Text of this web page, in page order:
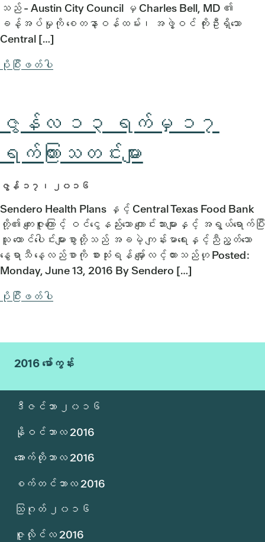
သည် - Austin City Council မှ Charles Bell, MD ၏
ခန့်အပ်မှုကို စေတနာ့ဝန်ထမ်း၊ အဖွဲ့ဝင် ကိုးဦးရှိသော
Central […]
ပိုပြီးဖတ်ပါ
ဇွန်လ ၁၃ ရက်မှ ၁၇
ရက်ကြားသတင်းများ
ဇွန် ၁၇၊ ၂၀၁၆
Sendero Health Plans နှင့် Central Texas Food Bank
တို့၏ ကျေးဇူးကြောင့် ဝင်ငွေနည်းသော ကျောင်းသားများနှင့် အရွယ်ရောက်ပြီး
သူ ထောင်ပေါင်းများစွာတို့သည် အခမဲ့ ကျန်းမာရေးနှင့်ညီညွတ်သော
နွေရာသီ နေ့လည်စာကို စားသုံးရန် မျှော်လင့်ထားသည်ဟု Posted:
Monday, June 13, 2016 By Sendero […]
ပိုပြီးဖတ်ပါ
2016 မော်ကွန်း
ဒီဇင်ဘာ ၂၀၁၆
နိုဝင်ဘာလ 2016
အောက်တိုဘာလ 2016
စက်တင်ဘာလ 2016
သြဂုတ် ၂၀၁၆
ဇူလိုင်လ 2016